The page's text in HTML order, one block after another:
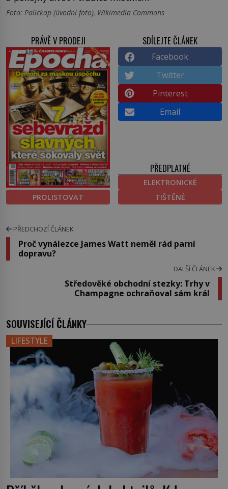
Foto: Palickap (úvodní foto), Wikimedia Commons
PRÁVĚ V PRODEJI
PROLISTOVAT
SDÍLEJTE ČLÁNEK
Facebook
Twitter
Pinterest
Email
PŘEDPLATNÉ
ELEKTRONICKÉ
TIŠTĚNÉ
PŘEDCHOZÍ ČLÁNEK
Proč vynálezce James Watt neměl rád parní
dopravu?
DALŠÍ ČLÁNEK
Středověké obchodní stezky: Trhy v
Champagne ochraňoval sám král
SOUVISEJÍCÍ ČLÁNKY
LIFESTYLE